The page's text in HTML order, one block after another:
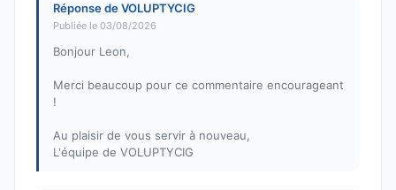
Réponse de VOLUPTYCIG
Publiée le 03/08/2026
Bonjour Leon,
Merci beaucoup pour ce commentaire encourageant
!
Au plaisir de vous servir à nouveau,
L'équipe de VOLUPTYCIG